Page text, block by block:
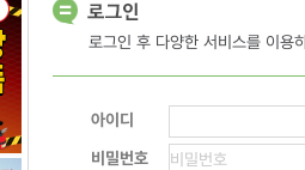
로그인 후 다양한 서비스를 이용
아이디
비밀번호